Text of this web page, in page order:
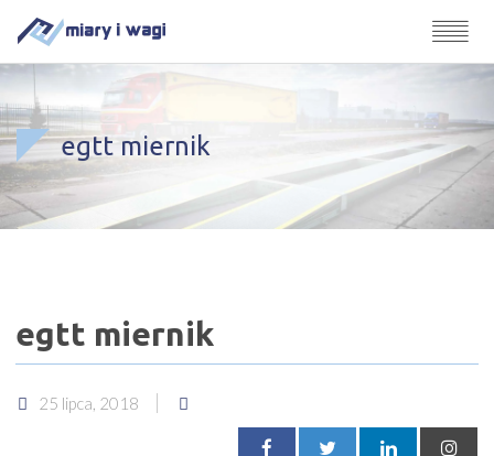
egtt miernik
egtt miernik
25 lipca, 2018